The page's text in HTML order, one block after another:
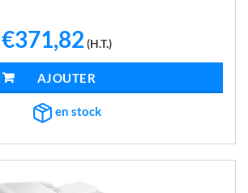
Le
prix
initial
était :
€395,87.
€371,82prix
actuel
est :
€371,82.
(H.T.)
AJOUTER AU PANIER
en stock